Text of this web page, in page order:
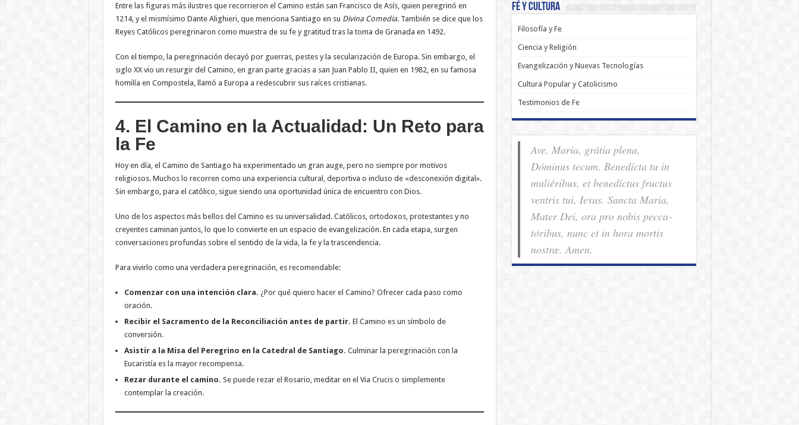
Entre las figuras más ilustres que recorrieron el Camino están san Francisco de Asís, quien peregrinó en
1214, y el mismísimo Dante Alighieri, que menciona Santiago en su Divina Comedia. También se dice que los
Reyes Católicos peregrinaron como muestra de su fe y gratitud tras la toma de Granada en 1492.
Con el tiempo, la peregrinación decayó por guerras, pestes y la secularización de Europa. Sin embargo, el
siglo XX vio un resurgir del Camino, en gran parte gracias a san Juan Pablo II, quien en 1982, en su famosa
homilía en Compostela, llamó a Europa a redescubrir sus raíces cristianas.
4. El Camino en la Actualidad: Un Reto para
la Fe
Hoy en día, el Camino de Santiago ha experimentado un gran auge, pero no siempre por motivos
religiosos. Muchos lo recorren como una experiencia cultural, deportiva o incluso de «desconexión digital».
Sin embargo, para el católico, sigue siendo una oportunidad única de encuentro con Dios.
Uno de los aspectos más bellos del Camino es su universalidad. Católicos, ortodoxos, protestantes y no
creyentes caminan juntos, lo que lo convierte en un espacio de evangelización. En cada etapa, surgen
conversaciones profundas sobre el sentido de la vida, la fe y la trascendencia.
Para vivirlo como una verdadera peregrinación, es recomendable:
Comenzar con una intención clara. ¿Por qué quiero hacer el Camino? Ofrecer cada paso como
oración.
Recibir el Sacramento de la Reconciliación antes de partir. El Camino es un símbolo de
conversión.
Asistir a la Misa del Peregrino en la Catedral de Santiago. Culminar la peregrinación con la
Eucaristía es la mayor recompensa.
Rezar durante el camino. Se puede rezar el Rosario, meditar en el Via Crucis o simplemente
contemplar la creación.
Fé y Cultura
Filosofía y Fe
Ciencia y Religión
Evangelización y Nuevas Tecnologías
Cultura Popular y Catolicismo
Testimonios de Fe
Ave, Maria, grátia plena,
Dóminus tecum. Benedícta tu in
muliéribus, et benedíctus fructus
ventris tui, Iesus. Sancta Maria,
Mater Dei, ora pro nobis pec­ca­
tóribus, nunc et in hora mortis
nostræ. Amen.